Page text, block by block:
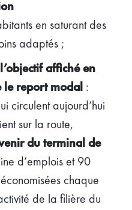
en saturant des
adaptés ;
affiché en
le report modal :
circulent aujourd’hui
sur la route,
du terminal de
d’emplois et 90
chaque
de la filière du